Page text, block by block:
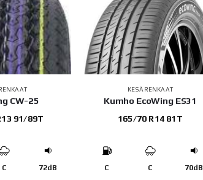
CW-25
91/89T
C 72dB
KESÄRENKAAT
Kumho EcoWing ES31
165/70 R14 81T
C C 70dB